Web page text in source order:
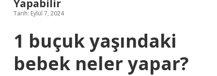
Yapabilir
Tarih: Eylül 7, 2024
1 buçuk yaşındaki
bebek neler yapar?